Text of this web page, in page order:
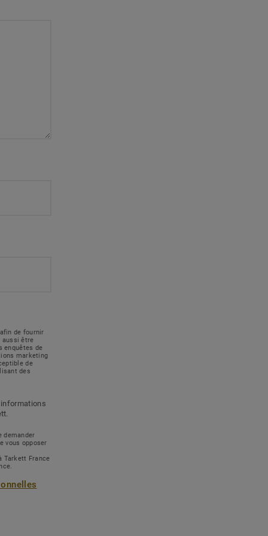
de fournir
aussi être
enquêtes de
marketing
de
des
demander
vous opposer
Tarkett France